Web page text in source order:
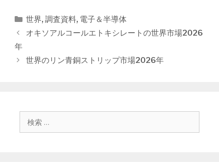
カ
テ
ー
世界, 調査資料, 電子＆半導体
投
稿
ョ
オキソアルコールエトキシレートの世界市場2026
年
世界のリン青銅ストリップ市場2026年